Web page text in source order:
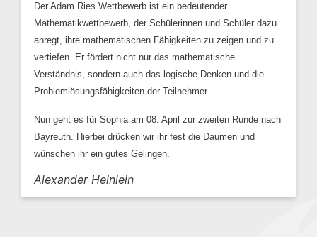
Der Adam Ries Wettbewerb ist ein bedeutender
Mathematikwettbewerb, der Schülerinnen und Schüler dazu
anregt, ihre mathematischen Fähigkeiten zu zeigen und zu
vertiefen. Er fördert nicht nur das mathematische
Verständnis, sondern auch das logische Denken und die
Problemlösungsfähigkeiten der Teilnehmer.
Nun geht es für Sophia am 08. April zur zweiten Runde nach
Bayreuth. Hierbei drücken wir ihr fest die Daumen und
wünschen ihr ein gutes Gelingen.
Alexander Heinlein